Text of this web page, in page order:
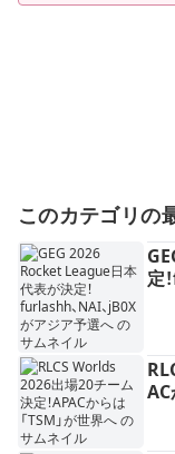
このカテゴリの
定
AC